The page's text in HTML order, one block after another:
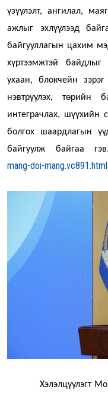
үзүүлэлт, ангилал,
ажлыг эхлүүлээд
байгууллагын цахим
хүртээмжтэй
ухаан, блокчейн
нэвтрүүлэх, төрийн
интеграчлах, шүүхийн
болгох шаардлагын
байгуулж байгаа гэв.
mang-doi-mang.vc891.html
Хэлэлцүүлэгт